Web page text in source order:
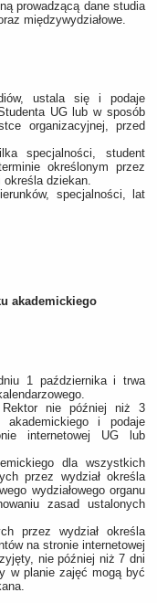
prowadzącą dane studia
międzywydziałowe.
ustala się i podaje
UG lub w sposób
organizacyjnej, przed
specjalności, student
określonym przez
dziekan.
specjalności, lat
akademickiego
1 października i trwa
Rektor nie później niż 3
akademickiego i podaje
internetowej UG lub
dla wszystkich
przez wydział określa
wydziałowego organu
zasad ustalonych
przez wydział określa
na stronie internetowej
nie później niż 7 dni
w planie zajęć mogą być